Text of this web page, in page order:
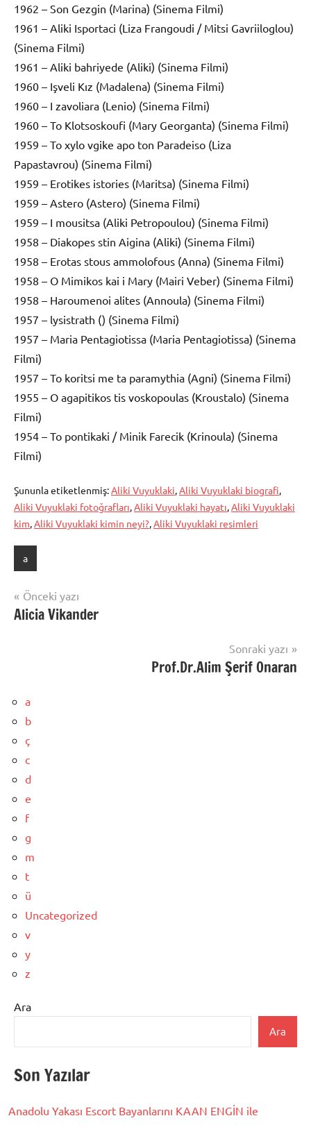
1962 – Son Gezgin (Marina) (Sinema Filmi)
1961 – Aliki Isportaci (Liza Frangoudi / Mitsi Gavriiloglou)
(Sinema Filmi)
1961 – Aliki bahriyede (Aliki) (Sinema Filmi)
1960 – Işveli Kız (Madalena) (Sinema Filmi)
1960 – I zavoliara (Lenio) (Sinema Filmi)
1960 – To Klotsoskoufi (Mary Georganta) (Sinema Filmi)
1959 – To xylo vgike apo ton Paradeiso (Liza
Papastavrou) (Sinema Filmi)
1959 – Erotikes istories (Maritsa) (Sinema Filmi)
1959 – Astero (Astero) (Sinema Filmi)
1959 – I mousitsa (Aliki Petropoulou) (Sinema Filmi)
1958 – Diakopes stin Aigina (Aliki) (Sinema Filmi)
1958 – Erotas stous ammolofous (Anna) (Sinema Filmi)
1958 – O Mimikos kai i Mary (Mairi Veber) (Sinema Filmi)
1958 – Haroumenoi alites (Annoula) (Sinema Filmi)
1957 – lysistrath () (Sinema Filmi)
1957 – Maria Pentagiotissa (Maria Pentagiotissa) (Sinema
Filmi)
1957 – To koritsi me ta paramythia (Agni) (Sinema Filmi)
1955 – O agapitikos tis voskopoulas (Kroustalo) (Sinema
Filmi)
1954 – To pontikaki / Minik Farecik (Krinoula) (Sinema
Filmi)
Şununla etiketlenmiş:Aliki Vuyuklaki,Aliki Vuyuklaki biografi,
Aliki Vuyuklaki fotoğrafları,Aliki Vuyuklaki hayatı,Aliki Vuyuklaki
kim,Aliki Vuyuklaki kimin neyi?,Aliki Vuyuklaki resimleri
a
Yazı
gezinmesi
Önceki yazı
Alicia Vikander
Sonraki yazı
Prof.Dr.Alim Şerif Onaran
a
b
ç
c
d
e
f
g
m
t
ü
Uncategorized
v
y
z
Ara
Ara
Son Yazılar
Anadolu Yakası Escort Bayanlarını KAAN ENGİN ile